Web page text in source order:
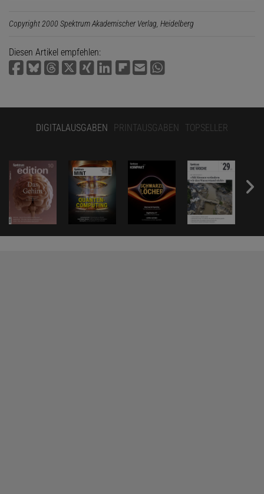
Copyright 2000 Spektrum Akademischer Verlag, Heidelberg
Diesen Artikel empfehlen:
DIGITALAUSGABEN PRINTAUSGABEN TOPSELLER